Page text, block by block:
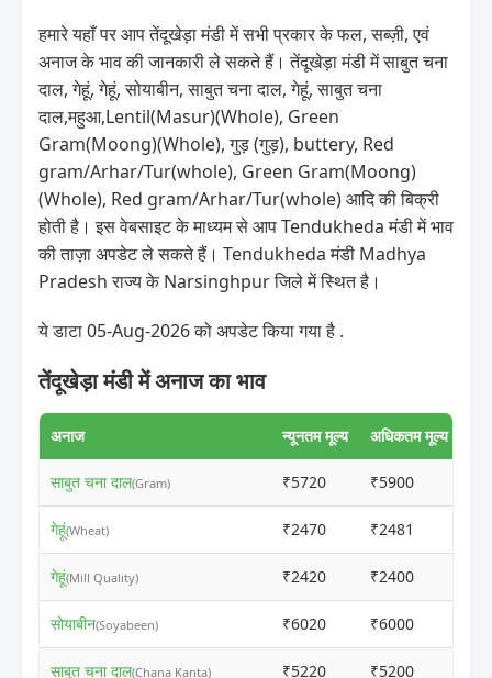
हमारे यहाँ पर आप तेंदूखेड़ा मंडी में सभी प्रकार के फल, सब्ज़ी, एवं
अनाज के भाव की जानकारी ले सकते हैं। तेंदूखेड़ा मंडी में साबुत चना
दाल, गेहूं, गेहूं, सोयाबीन, साबुत चना दाल, गेहूं, साबुत चना
दाल,महुआ,Lentil(Masur)(Whole), Green
Gram(Moong)(Whole), गुड़ (गुड़), buttery, Red
gram/Arhar/Tur(whole), Green Gram(Moong)
(Whole), Red gram/Arhar/Tur(whole) आदि की बिक्री
होती है। इस वेबसाइट के माध्यम से आप Tendukheda मंडी में भाव
की ताज़ा अपडेट ले सकते हैं। Tendukheda मंडी Madhya
Pradesh राज्य के Narsinghpur जिले में स्थित है।
ये डाटा 05-Aug-2026 को अपडेट किया गया है .
तेंदूखेड़ा मंडी में अनाज का भाव
अनाज न्यूनतम मूल्य अधिकतम मूल्य
साबुत चना दाल(Gram) ₹5720 ₹5900
गेहूं(Wheat) ₹2470 ₹2481
गेहूं(Mill Quality) ₹2420 ₹2400
सोयाबीन(Soyabeen) ₹6020 ₹6000
साबुत चना दाल(Chana Kanta) ₹5220 ₹5200